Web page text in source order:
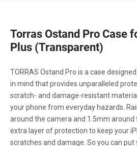
Torras Ostand Pro Case
Plus (Transparent)
TORRAS Ostand Pro is a case
in mind that provides unparalleled
scratch- and damage-resistant
your phone from everyday hazards.
around the camera and 1.5mm around
extra layer of protection to keep your
scratches and damage. So you can